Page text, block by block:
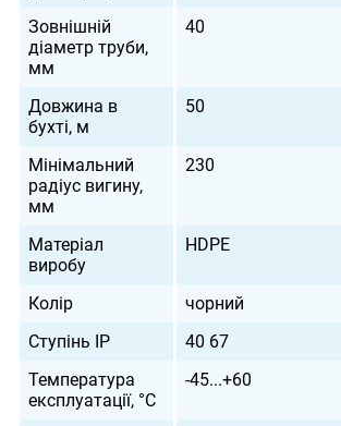
Зовнішній
діаметр труби,
мм
40
Довжина в
бухті, м
50
Мінімальний
радіус вигину,
мм
230
Матеріал
виробу
HDPE
Колір
чорний
Ступінь IP
40 67
Температура
експлуатації, °С
-45...+60